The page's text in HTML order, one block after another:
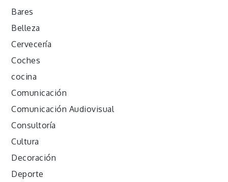
Bares
Belleza
Cervecería
Coches
cocina
Comunicación
Comunicación Audiovisual
Consultoría
Cultura
Decoración
Deporte